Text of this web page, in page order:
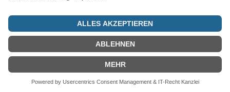
© 5786 Maamin. Hebräische Ausrüstung für deinen Alltag
Vertrag widerrufen